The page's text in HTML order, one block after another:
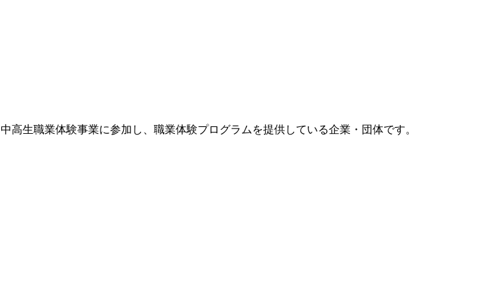
中高生職業体験事業に参加し、職業体験プログラムを提供している企業・団体です。